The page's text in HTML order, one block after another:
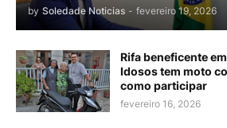
by Soledade Noticias - fevereiro 19, 2026
Rifa beneficente
Idosos tem moto
como participar
fevereiro 16, 2026